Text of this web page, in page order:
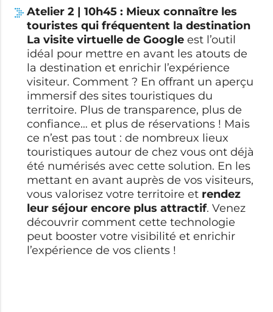
Atelier 2 | 10h45 : Mieux connaître les
touristes qui fréquentent la destination
La visite virtuelle de Google est l’outil
idéal pour mettre en avant les atouts de
la destination et enrichir l’expérience
visiteur. Comment ? En offrant un aperçu
immersif des sites touristiques du
territoire. Plus de transparence, plus de
confiance… et plus de réservations ! Mais
ce n’est pas tout : de nombreux lieux
touristiques autour de chez vous ont déjà
été numérisés avec cette solution. En les
mettant en avant auprès de vos visiteurs,
vous valorisez votre territoire et rendez
leur séjour encore plus attractif. Venez
découvrir comment cette technologie
peut booster votre visibilité et enrichir
l’expérience de vos clients !